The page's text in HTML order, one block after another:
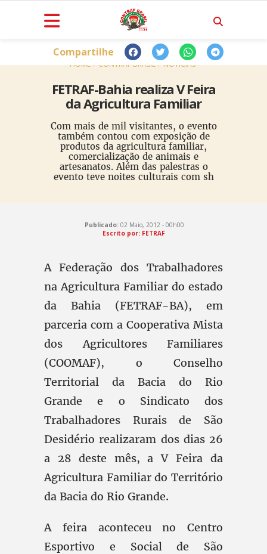
HOME CONTRAF BRASIL NOTÍCIAS
FETRAF-Bahia realiza V Feira
da Agricultura Familiar
Com mais de mil visitantes, o evento
também contou com exposição de
produtos da agricultura familiar,
comercialização de animais e
artesanatos. Além das palestras o
evento teve noites culturais com sh
Compartilhe
Publicado: 02 Maio, 2012 - 00h00
Escrito por: FETRAF
A Federação dos Trabalhadores
na Agricultura Familiar do estado
da Bahia (FETRAF-BA), em
parceria com a Cooperativa Mista
dos Agricultores Familiares
(COOMAF), o Conselho
Territorial da Bacia do Rio
Grande e o Sindicato dos
Trabalhadores Rurais de São
Desidério realizaram dos dias 26
a 28 deste mês, a V Feira da
Agricultura Familiar do Território
da Bacia do Rio Grande.
A feira aconteceu no Centro
Esportivo e Social de São